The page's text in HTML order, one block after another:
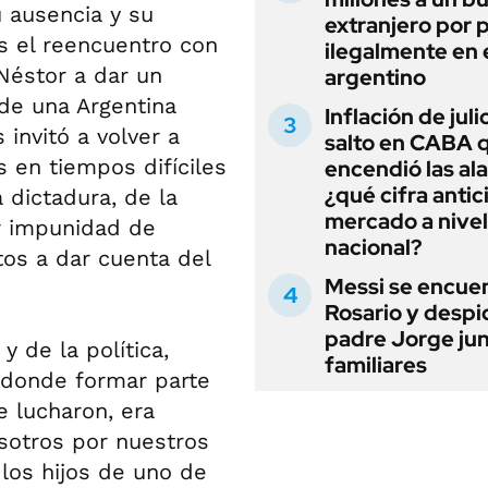
y su
el reencuentro con
a dar un
una Argentina
invitó a volver a
en tiempos difíciles
dictadura, de la
impunidad de
a dar cuenta del
y de la política,
formar parte
lucharon, era
por nuestros
hijos de uno de
extranjero por
ilegalmente en
argentino
Inflación de
salto en CABA
encendió las
¿qué cifra
mercado a nivel
nacional?
Messi se
Rosario y
padre Jorge
familiares